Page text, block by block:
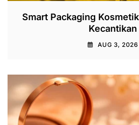
Smart Packaging
Kecantikan
AUG 3, 2026